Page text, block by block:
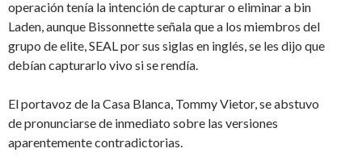
operación tenía la intención de capturar o eliminar a bin
Laden, aunque Bissonnette señala que a los miembros del
grupo de elite, SEAL por sus siglas en inglés, se les dijo que
debían capturarlo vivo si se rendía.
El portavoz de la Casa Blanca, Tommy Vietor, se abstuvo
de pronunciarse de inmediato sobre las versiones
aparentemente contradictorias.